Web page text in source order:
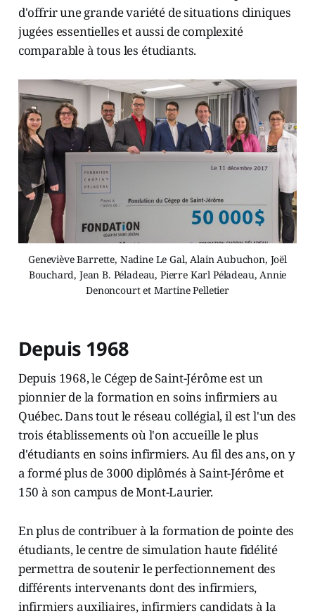
d'offrir une grande variété de situations cliniques
jugées essentielles et aussi de complexité
comparable à tous les étudiants.
Geneviève Barrette, Nadine Le Gal, Alain Aubuchon, Joël
Bouchard, Jean B. Péladeau, Pierre Karl Péladeau, Annie
Denoncourt et Martine Pelletier
Depuis 1968
Depuis 1968, le Cégep de Saint-Jérôme est un
pionnier de la formation en soins infirmiers au
Québec. Dans tout le réseau collégial, il est l'un des
trois établissements où l'on accueille le plus
d'étudiants en soins infirmiers. Au fil des ans, on y
a formé plus de 3000 diplômés à Saint-Jérôme et
150 à son campus de Mont-Laurier.
En plus de contribuer à la formation de pointe des
étudiants, le centre de simulation haute fidélité
permettra de soutenir le perfectionnement des
différents intervenants dont des infirmiers,
infirmiers auxiliaires, infirmiers candidats à la